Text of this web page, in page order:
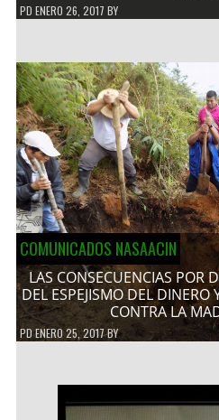
PD ENERO 26, 2017 BY
COMUNICADOS NASAACIN
LAS CONSECUENCIAS POR
DEL ESPEJISMO DEL
CONTRA LA
PDENERO 25, 2017BY